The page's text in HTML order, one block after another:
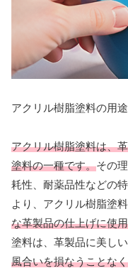
アクリル樹脂塗料の用途
アクリル樹脂塗料は、
塗料の一種です。その
耗性、耐薬品性などの
より、アクリル樹脂塗
な革製品の仕上げに使
塗料は、革製品に美し
風合いを損なうことな